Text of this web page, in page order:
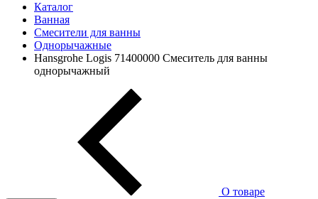
Каталог
Ванная
Смесители для ванны
Однорычажные
Hansgrohe Logis 71400000 Смеситель для ванны
однорычажный
О товаре